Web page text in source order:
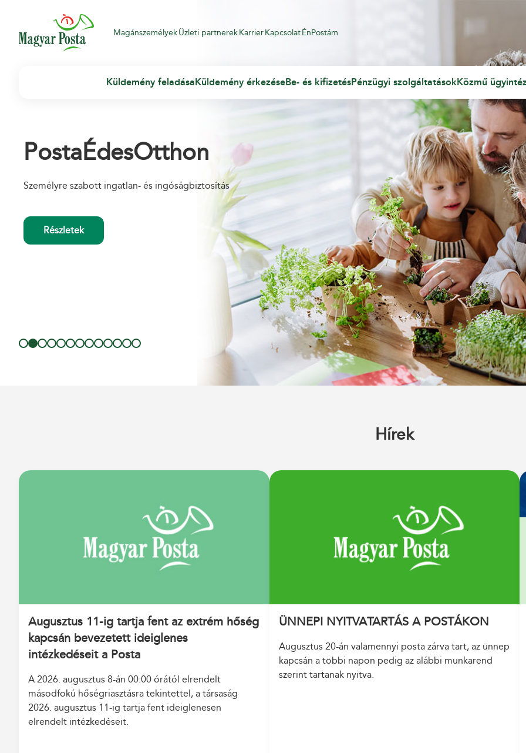
MagánszemélyekÜzleti partnerekKarrierKapcsolatÉnPostám
Küldemény feladása Küldemény érkezéseBe- és kifizetésPénzügyi szolgáltatásokKözmű
PostaÉdesOtthon
Személyre szabott ingatlan- és ingóságbiztosítás
Részletek
Hírek
Augusztus 11-ig tartja fent az extrém hőség
kapcsán bevezetett ideiglenes
intézkedéseit a Posta
A 2026. augusztus 8-án 00:00 órától elrendelt
másodfokú hőségriasztásra tekintettel, a társaság
2026. augusztus 11-ig tartja fent ideiglenesen
elrendelt intézkedéseit.
ÜNNEPI NYITVATARTÁS A POSTÁKON
Augusztus 20-án valamennyi posta zárva tart, az ünnep
kapcsán a többi napon pedig az alábbi munkarend
szerint tartanak nyitva.